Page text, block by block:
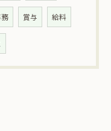
賞与 給料